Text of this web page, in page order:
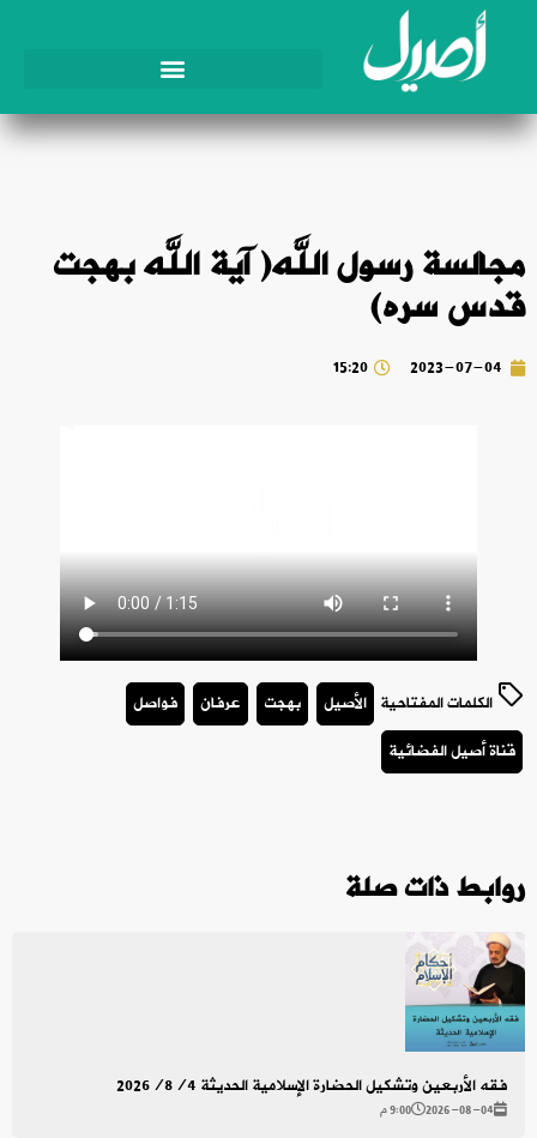
مجالسة رسول الله( آية الله بهجت
قدس سره)
2023-07-04
15:20
الكلمات المفتاحية الأصيل بهجت عرفان
فواصل
قناة أصيل الفضائية
روابط ذات صلة
فقه الأربعين وتشكيل الحضارة الإسلامية الحديثة 2026/8/4
2026-08-04 9:00 م